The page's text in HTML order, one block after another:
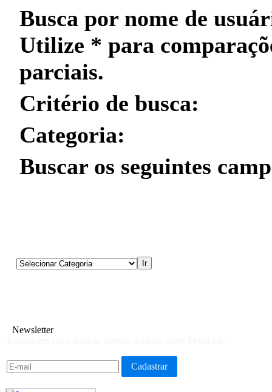
Busca por nome de
Utilize * para
parciais.
Critério de busca:
Categoria:
Buscar os seguintes
Newsletter